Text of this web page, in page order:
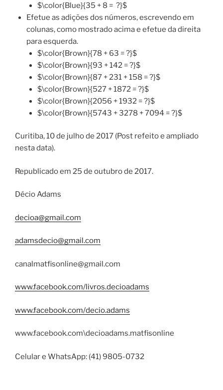
$\color{Blue}{35 + 8 = ?}$
Efetue as adições dos números, escrevendo em
colunas, como mostrado acima e efetue da direita
para esquerda.
$\color{Brown}{78 + 63 = ?}$
$\color{Brown}{93 + 142 = ?}$
$\color{Brown}{87 + 231 + 158 = ?}$
$\color{Brown}{527 + 1872 = ?}$
$\color{Brown}{2056 + 1932 = ?}$
$\color{Brown}{5743 + 3278 + 7094 = ?}$
Curitiba, 10 de julho de 2017 (Post refeito e ampliado
nesta data).
Republicado em 25 de outubro de 2017.
Décio Adams
decioa@gmail.com
adamsdecio@gmail.com
canalmatfisonline@gmail.com
www.facebook.com/livros.decioadams
www.facebook.com/decio.adams
www.facebook.com\decioadams.matfisonline
Celular e WhatsApp: (41) 9805-0732